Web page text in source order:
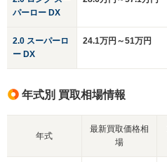
パーロー DX
2.0 スーパーロ
ー DX
24.1万円～51万円
年式別 買取相場情報
年式
最新買取価格相
場